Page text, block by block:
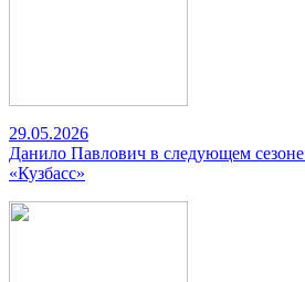
29.05.2026
Данило Павлович в следующем сезоне
«Кузбасс»